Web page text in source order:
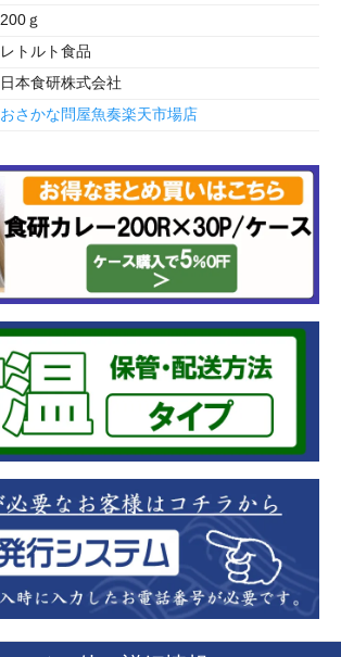
200ｇ
レトルト食品
日本食研株式会社
おさかな問屋魚奏楽天市場店